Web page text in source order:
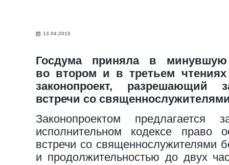
13.04.2015
Госдума приняла в
во втором и в третьем
законопроект, разрешающий
встречи со
Законопроектом предлагается
исполнительном кодексе право
встречи со священнослужителями
и продолжительностью до двух